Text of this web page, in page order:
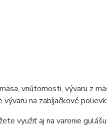
vnútornosti, vývaru z
vývaru na zabíjačkové
využiť aj na varenie